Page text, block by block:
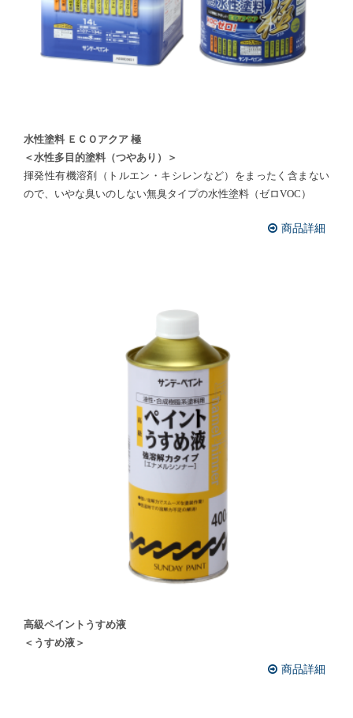
水性塗料 ＥＣＯアクア 極
＜水性多目的塗料（つやあり）＞
揮発性有機溶剤（トルエン・キシレンなど）をまったく含まない
ので、いやな臭いのしない無臭タイプの水性塗料（ゼロVOC）
商品詳細
高級ペイントうすめ液
＜うすめ液＞
商品詳細